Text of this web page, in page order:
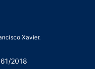
Xavier.
2018